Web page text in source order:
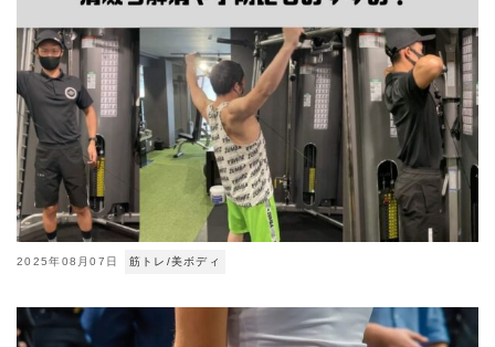
2025年08月07日 筋トレ/美ボディ